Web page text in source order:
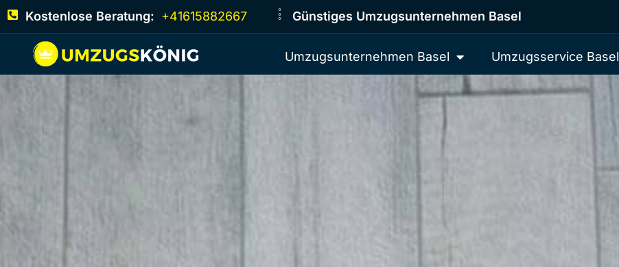
Kostenlose Beratung: +41615882667 Günstiges Umzugsunternehmen Basel
Umzugsunternehmen Basel Umzugsservice Basel